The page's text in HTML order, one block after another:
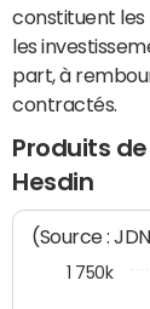
constituent les
les
part, à
contractés.
Produits
Hesdin
(Source :
1 750k